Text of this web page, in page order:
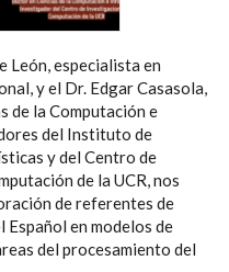
León, especialista en
y el Dr. Edgar Casasola,
de la Computación e
del Instituto de
y del Centro de
de la UCR, nos
de referentes de
en modelos de
del procesamiento del